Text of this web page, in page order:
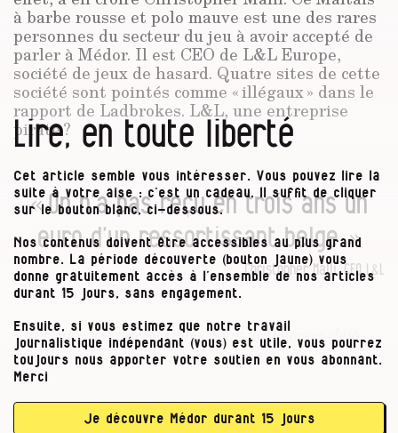
à barbe rousse et polo mauve est une des rares
personnes du secteur du jeu à avoir accepté de
parler à Médor. Il est CEO de L&L Europe,
société de jeux de hasard. Quatre sites de cette
société sont pointés comme « illégaux » dans le
rapport de Ladbrokes. L&L, une entreprise
pirate ?
« On n’a pas reçu en trois ans un
euro d’un ressortissant belge. »
Christopher Malli, CEO L&L
« Nos sites sont accessibles pour les joueurs déjà
inscrits qui seraient en Belgique, mais il est
impossible pour un Belge de jouer sur nos sites
simple : on ne cible pas ce public. Il n’y a pas de
Lire, en toute liberté
Cet article semble vous intéresser. Vous pouvez lire la
suite à votre aise : c’est un cadeau. Il suffit de cliquer
sur le bouton blanc, ci-dessous.
Nos contenus doivent être accessibles au plus grand
nombre. La période découverte (bouton jaune) vous
donne gratuitement accès à l’ensemble de nos articles
durant 15 jours, sans engagement.
Ensuite, si vous estimez que notre travail
journalistique indépendant (vous) est utile, vous pourrez
toujours nous apporter votre soutien en vous abonnant.
Merci
Je découvre Médor durant 15 jours